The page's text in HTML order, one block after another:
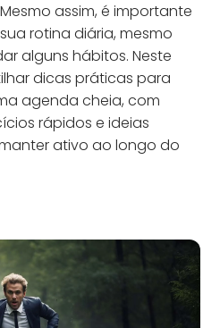
assim, é importante
rotina diária, mesmo
alguns hábitos. Neste
dicas práticas para
agenda cheia, com
rápidos e ideias
ativo ao longo do